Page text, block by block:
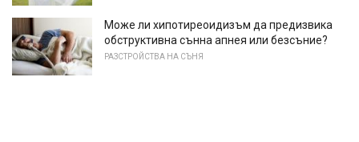
Може ли хипотиреоидизъм да предизвика
обструктивна сънна апнея или безсъние?
РАЗСТРОЙСТВА НА СЪНЯ